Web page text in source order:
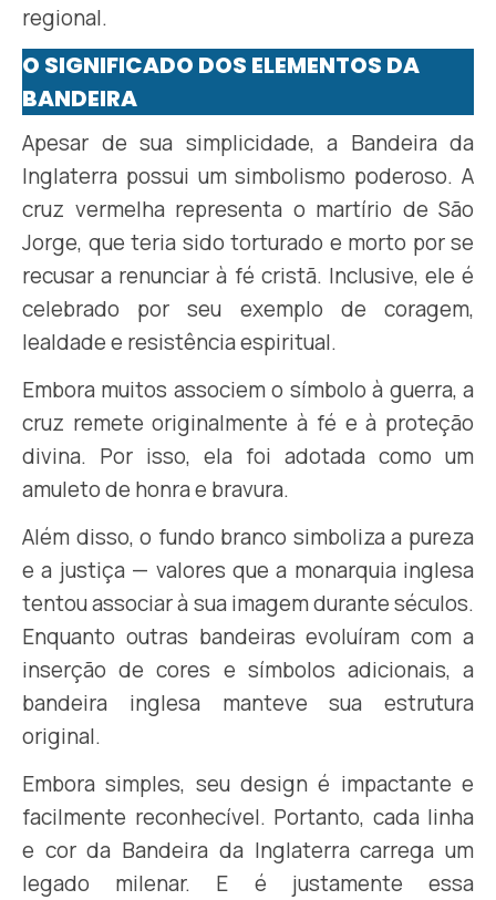
regional.
O SIGNIFICADO DOS ELEMENTOS DA
BANDEIRA
Apesar de sua simplicidade, a Bandeira da
Inglaterra possui um simbolismo poderoso. A
cruz vermelha representa o martírio de São
Jorge, que teria sido torturado e morto por se
recusar a renunciar à fé cristã. Inclusive, ele é
celebrado por seu exemplo de coragem,
lealdade e resistência espiritual.
Embora muitos associem o símbolo à guerra, a
cruz remete originalmente à fé e à proteção
divina. Por isso, ela foi adotada como um
amuleto de honra e bravura.
Além disso, o fundo branco simboliza a pureza
e a justiça — valores que a monarquia inglesa
tentou associar à sua imagem durante séculos.
Enquanto outras bandeiras evoluíram com a
inserção de cores e símbolos adicionais, a
bandeira inglesa manteve sua estrutura
original.
Embora simples, seu design é impactante e
facilmente reconhecível. Portanto, cada linha
e cor da Bandeira da Inglaterra carrega um
legado milenar. E é justamente essa